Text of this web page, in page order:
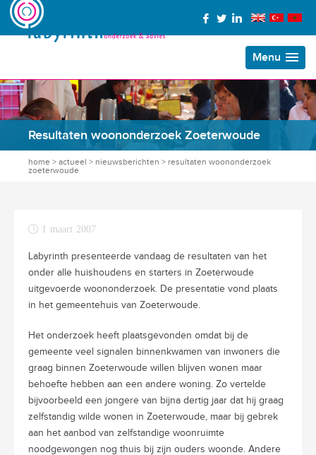
Menu
Resultaten woononderzoek Zoeterwoude
home > actueel > nieuwsberichten > resultaten woononderzoek
zoeterwoude
1 maart 2007
Labyrinth presenteerde vandaag de resultaten van het
onder alle huishoudens en starters in Zoeterwoude
uitgevoerde woononderzoek. De presentatie vond plaats
in het gemeentehuis van Zoeterwoude.
Het onderzoek heeft plaatsgevonden omdat bij de
gemeente veel signalen binnenkwamen van inwoners die
graag binnen Zoeterwoude willen blijven wonen maar
behoefte hebben aan een andere woning. Zo vertelde
bijvoorbeeld een jongere van bijna dertig jaar dat hij graag
zelfstandig wilde wonen in Zoeterwoude, maar bij gebrek
aan het aanbod van zelfstandige woonruimte
noodgewongen nog thuis bij zijn ouders woonde. Andere